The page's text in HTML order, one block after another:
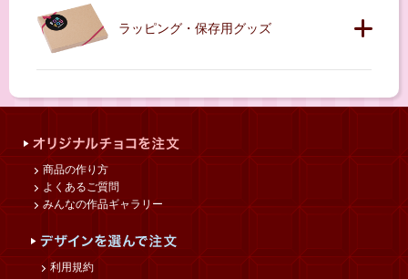
ラッピング・保存用グッズ
商品の作り方
よくあるご質問
みんなの作品ギャラリー
利用規約